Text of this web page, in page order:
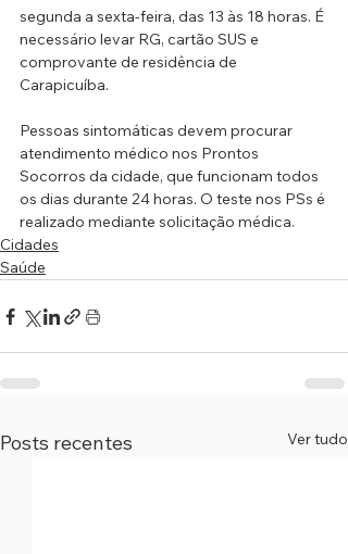
segunda a sexta-feira, das 13 às 18 horas. É
necessário levar RG, cartão SUS e
comprovante de residência de
Carapicuíba.
Pessoas sintomáticas devem procurar
atendimento médico nos Prontos
Socorros da cidade, que funcionam todos
os dias durante 24 horas. O teste nos PSs é
realizado mediante solicitação médica.
Cidades
Saúde
Posts recentes Ver tudo